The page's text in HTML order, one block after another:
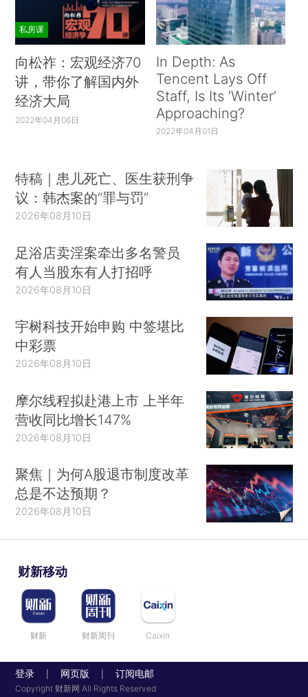
私房课
向松祚：宏观经济70
讲，带你了解国内外
经济大局
2022年04月06日
In Depth: As
Tencent Lays Off
Staff, Is Its ‘Winter’
Approaching?
2022年04月01日
特稿｜患儿死亡、医生获刑争
议：韩杰案的“罪与罚”
2026年08月10日
足浴店卖淫案牵出多名警员
有人当股东有人打招呼
2026年08月10日
宇树科技开始申购 中签堪比
中彩票
2026年08月10日
摩尔线程拟赴港上市 上半年
营收同比增长147%
2026年08月10日
聚焦｜为何A股退市制度改革
总是不达预期？
2026年08月10日
财新移动
财新 财新周刊 Caixin
登录 网页版 订阅电邮
Copyright 财新网 All Rights Reserved